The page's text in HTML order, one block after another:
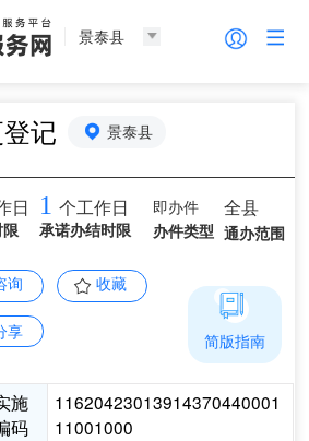
景泰县
记 景泰县
日 1 个工作日
承诺办结时限
即办件
办件类型
全县
通办范围
询 收藏
享
施
码
11620423013914370440001
11001000
简版指南